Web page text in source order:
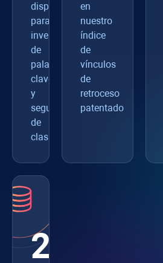
disponibles
para
investigación
de
palabras
clave
y
seguimiento
de
clasificación.
en
nuestro
índice
de
vínculos
de
retroceso
patentado
216M